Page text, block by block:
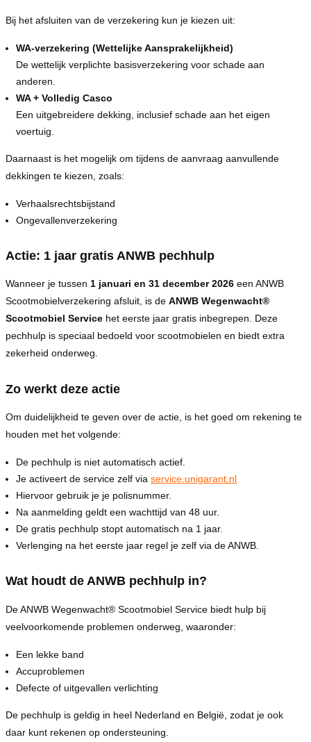
Bij het afsluiten van de verzekering kun je kiezen uit:
WA-verzekering (Wettelijke Aansprakelijkheid)
De wettelijk verplichte basisverzekering voor schade aan
anderen.
WA + Volledig Casco
Een uitgebreidere dekking, inclusief schade aan het eigen
voertuig.
Daarnaast is het mogelijk om tijdens de aanvraag aanvullende
dekkingen te kiezen, zoals:
Verhaalsrechtsbijstand
Ongevallenverzekering
Actie: 1 jaar gratis ANWB pechhulp
Wanneer je tussen 1 januari en 31 december 2026 een ANWB
Scootmobielverzekering afsluit, is de ANWB Wegenwacht®
Scootmobiel Service het eerste jaar gratis inbegrepen. Deze
pechhulp is speciaal bedoeld voor scootmobielen en biedt extra
zekerheid onderweg.
Zo werkt deze actie
Om duidelijkheid te geven over de actie, is het goed om rekening te
houden met het volgende:
De pechhulp is niet automatisch actief.
Je activeert de service zelf via service.unigarant.nl
Hiervoor gebruik je je polisnummer.
Na aanmelding geldt een wachttijd van 48 uur.
De gratis pechhulp stopt automatisch na 1 jaar.
Verlenging na het eerste jaar regel je zelf via de ANWB.
Wat houdt de ANWB pechhulp in?
De ANWB Wegenwacht® Scootmobiel Service biedt hulp bij
veelvoorkomende problemen onderweg, waaronder:
Een lekke band
Accuproblemen
Defecte of uitgevallen verlichting
De pechhulp is geldig in heel Nederland en België, zodat je ook
daar kunt rekenen op ondersteuning.